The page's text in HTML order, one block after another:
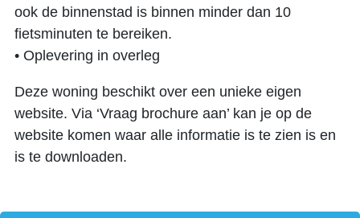
ook de binnenstad is binnen minder dan 10
fietsminuten te bereiken.
• Oplevering in overleg
Deze woning beschikt over een unieke eigen
website. Via ‘Vraag brochure aan’ kan je op de
website komen waar alle informatie is te zien is en
is te downloaden.